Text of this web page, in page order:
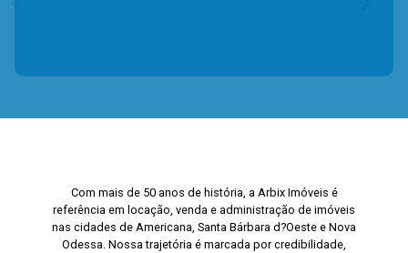
Com mais de 50 anos de história, a Arbix Imóveis é
referência em locação, venda e administração de imóveis
nas cidades de Americana, Santa Bárbara d?Oeste e Nova
Odessa. Nossa trajetória é marcada por credibilidade,